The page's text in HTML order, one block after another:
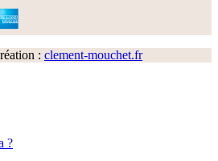
: clement-mouchet.fr
?